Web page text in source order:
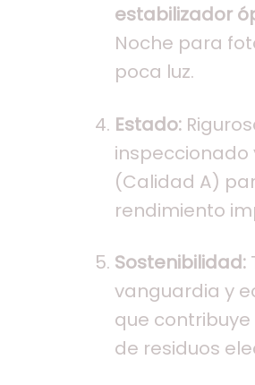
estabilizador
Noche para
poca luz.
Estado:
inspeccionado
(Calidad A)
rendimiento
Sostenibilidad:
vanguardia y
que
de residuos